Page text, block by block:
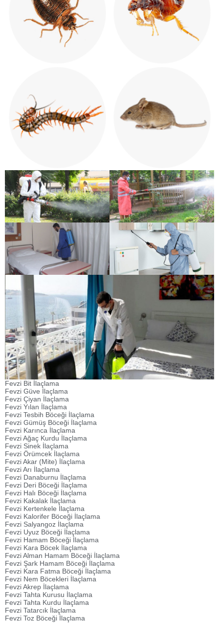
Fevzi Bit İlaçlama
Fevzi Güve İlaçlama
Fevzi Çiyan İlaçlama
Fevzi Yılan İlaçlama
Fevzi Tesbih Böceği İlaçlama
Fevzi Gümüş Böceği İlaçlama
Fevzi Karınca İlaçlama
Fevzi Ağaç Kurdu İlaçlama
Fevzi Sinek İlaçlama
Fevzi Örümcek İlaçlama
Fevzi Akar (Mite) İlaçlama
Fevzi Arı İlaçlama
Fevzi Danaburnu İlaçlama
Fevzi Deri Böceği İlaçlama
Fevzi Halı Böceği İlaçlama
Fevzi Kakalak İlaçlama
Fevzi Kertenkele İlaçlama
Fevzi Kalorifer Böceği İlaçlama
Fevzi Salyangoz İlaçlama
Fevzi Uyuz Böceği İlaçlama
Fevzi Hamam Böceği İlaçlama
Fevzi Kara Böcek İlaçlama
Fevzi Alman Hamam Böceği İlaçlama
Fevzi Şark Hamam Böceği İlaçlama
Fevzi Kara Fatma Böceği İlaçlama
Fevzi Nem Böcekleri İlaçlama
Fevzi Akrep İlaçlama
Fevzi Tahta Kurusu İlaçlama
Fevzi Tahta Kurdu İlaçlama
Fevzi Tatarcık İlaçlama
Fevzi Toz Böceği İlaçlama